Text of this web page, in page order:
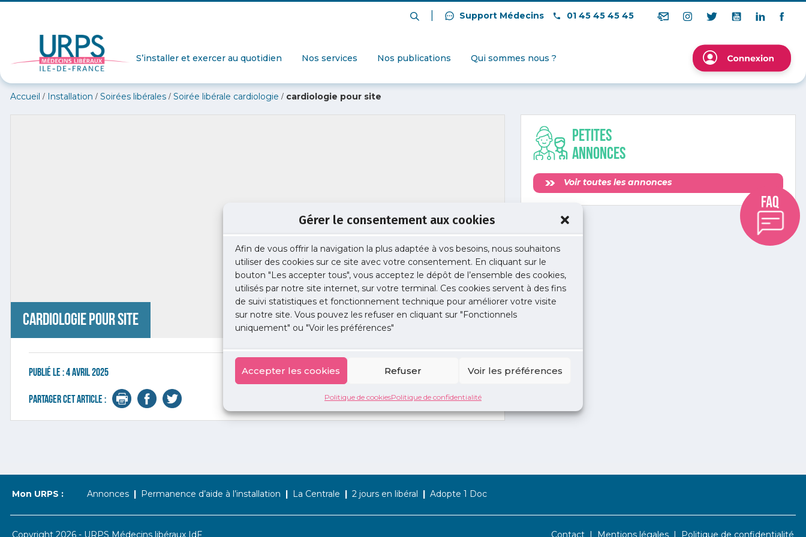
Gérer le consentement aux cookies
Afin de vous offrir la navigation la plus adaptée à vos besoins, nous souhaitons
utiliser des cookies sur ce site avec votre consentement. En cliquant sur le
bouton "Les accepter tous", vous acceptez le dépôt de l’ensemble des cookies,
utilisés par notre site internet, sur votre terminal. Ces cookies servent à des fins
de suivi statistiques et fonctionnement technique pour améliorer votre visite
sur notre site. Vous pouvez les refuser en cliquant sur "Fonctionnels
uniquement" ou "Voir les préférences"
Accepter les cookies Refuser Voir les préférences
Politique de cookiesPolitique de confidentialité
Support Médecins 01 45 45 45 45
S’installer et exercer au quotidien Nos services Nos publications Qui sommes nous ?
Accueil / Installation / Soirées libérales / Soirée libérale cardiologie / cardiologie pour site
cardiologie pour site
Publié le :4 avril 2025
Partager cet article :
Petites
annonces
Voir toutes les annonces
Mon URPS : Annonces Permanence d’aide à l’installation La Centrale 2 jours en libéral Adopte 1 Doc
Copyright 2026 - URPS Médecins libéraux IdF Contact Mentions légales Politique de confidentialité